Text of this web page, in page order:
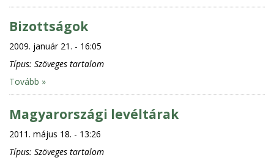
Bizottságok
2009. január 21. - 16:05
Típus: Szöveges tartalom
Tovább »
Magyarországi levéltárak
2011. május 18. - 13:26
Típus: Szöveges tartalom